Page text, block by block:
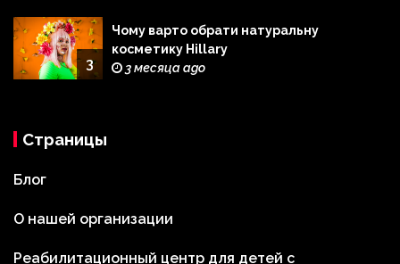
3
Чому варто обрати натуральну
косметику Hillary
3 месяца ago
Страницы
Блог
О нашей организации
Реабилитационный центр для детей с